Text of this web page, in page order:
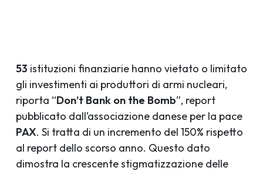
53 istituzioni finanziarie hanno vietato o limitato
gli investimenti ai produttori di armi nucleari,
riporta “Don’t Bank on the Bomb”, report
pubblicato dall’associazione danese per la pace
PAX. Si tratta di un incremento del 150% rispetto
al report dello scorso anno. Questo dato
dimostra la crescente stigmatizzazione delle